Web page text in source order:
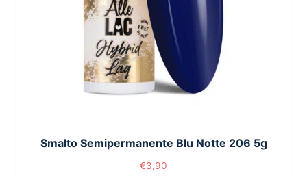
Smalto Semipermanente Blu Notte 206 5g
€3,90